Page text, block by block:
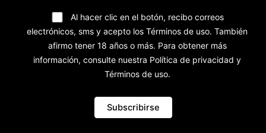
Al hacer clic en el botón, recibo correos
electrónicos, sms y acepto los Términos de uso. También
afirmo tener 18 años o más. Para obtener más
información, consulte nuestra Política de privacidad y
Términos de uso.